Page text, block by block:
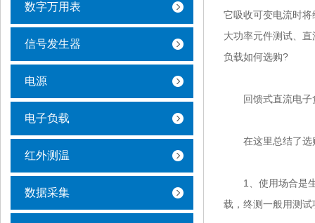
数字万用表
信号发生器
电源
电子负载
红外测温
数据采集
它吸收可变电流时
大功率元件测试、
负载如何选购?
回馈式直流电子负
在这里总结了选
1、使用场合是生
载，终测一般用测